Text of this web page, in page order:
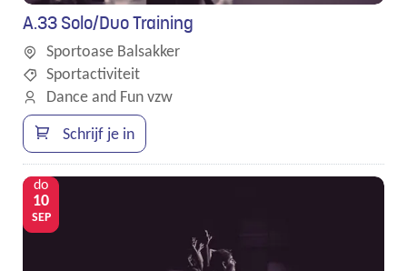
A.33 Solo/Duo Training
Sportoase Balsakker
Sportactiviteit
Dance and Fun vzw
Schrijf je in
do
10
SEP